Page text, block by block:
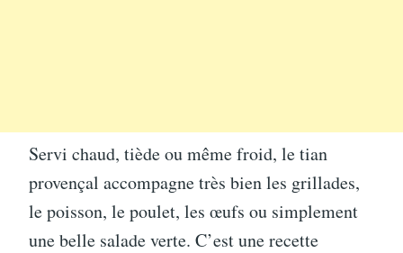
Servi chaud, tiède ou même froid, le tian
provençal accompagne très bien les grillades,
le poisson, le poulet, les œufs ou simplement
une belle salade verte. C’est une recette